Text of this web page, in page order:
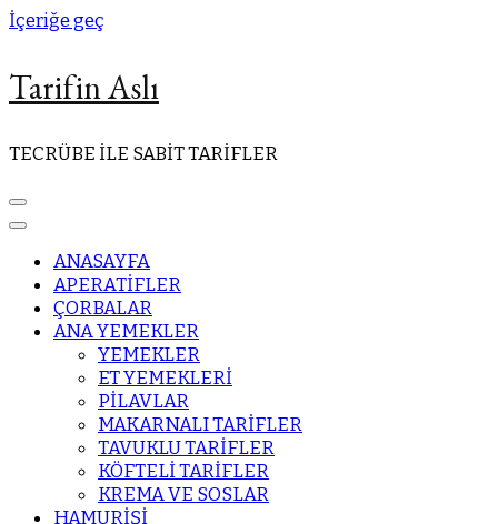
İçeriğe geç
Tarifin Aslı
TECRÜBE İLE SABİT TARİFLER
ANASAYFA
APERATİFLER
ÇORBALAR
ANA YEMEKLER
YEMEKLER
ET YEMEKLERİ
PİLAVLAR
MAKARNALI TARİFLER
TAVUKLU TARİFLER
KÖFTELİ TARİFLER
KREMA VE SOSLAR
HAMURİŞİ